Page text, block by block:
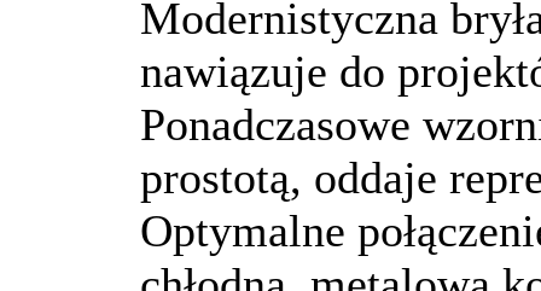
Modernistyczna
nawiązuje do
Ponadczasowe
prostotą, oddaje
Optymalne